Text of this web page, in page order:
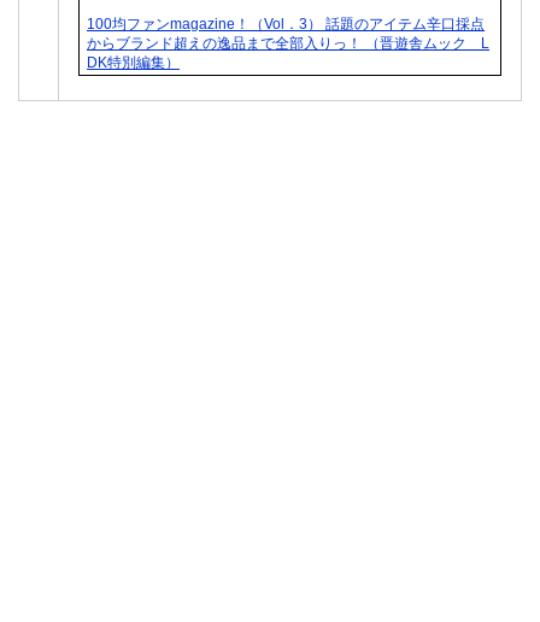
100均ファンmagazine！（Vol．3） 話題のアイテム辛口採点
からブランド超えの逸品まで全部入りっ！ （晋遊舎ムック L
DK特別編集）